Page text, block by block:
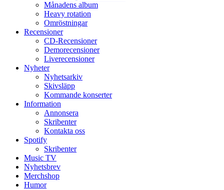
Månadens album
Heavy rotation
Omröstningar
Recensioner
CD-Recensioner
Demorecensioner
Liverecensioner
Nyheter
Nyhetsarkiv
Skivsläpp
Kommande konserter
Information
Annonsera
Skribenter
Kontakta oss
Spotify
Skribenter
Music TV
Nyhetsbrev
Merchshop
Humor